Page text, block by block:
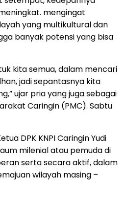
mengingat
yang multikultural dan
banyak potensi yang bisa
kita semua, dalam mencari
jadi sepantasnya kita
ujar pria yang juga sebagai
Caringin (PMC). Sabtu
DPK KNPI Caringin Yudi
milenial atau pemuda di
serta secara aktif, dalam
wilayah masing –